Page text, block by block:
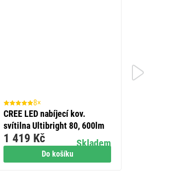
Do košíku
8×
CREE LED nabíjecí kov.
svítilna Ultibright 80, 600lm
Skladem
1 419 Kč